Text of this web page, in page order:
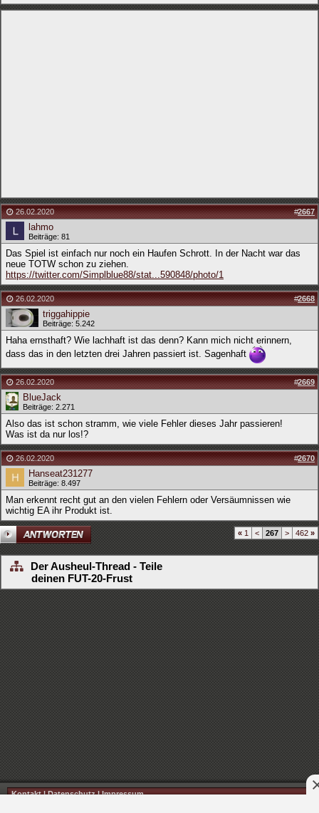
26.02.2020 #2667
lahmo
Beiträge: 81
Das Spiel ist einfach nur noch ein Haufen Schrott. In der Nacht war das
neue TOTW schon zu ziehen.
https://twitter.com/Simplblue88/stat...590848/photo/1
26.02.2020 #2668
triggahippie
Beiträge: 5.242
Haha ernsthaft? Wie lachhaft ist das denn? Kann mich nicht erinnern,
dass das in den letzten drei Jahren passiert ist. Sagenhaft
26.02.2020 #2669
BlueJack
Beiträge: 2.271
Also das ist schon stramm, wie viele Fehler dieses Jahr passieren!
Was ist da nur los!?
26.02.2020 #2670
Hanseat231277
Beiträge: 8.497
Man erkennt recht gut an den vielen Fehlern oder Versäumnissen wie
wichtig EA ihr Produkt ist.
« 1 < 267 > 462 »
Der Ausheul-Thread - Teile
deinen FUT-20-Frust
Kontakt|Datenschutz|Impressum